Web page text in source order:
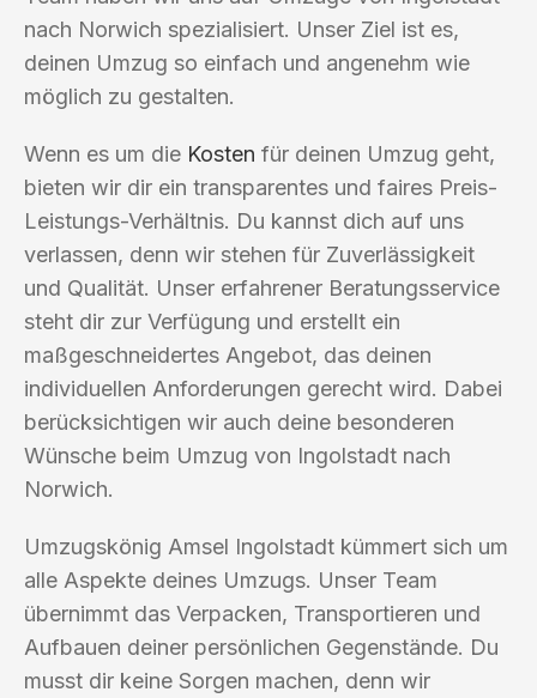
nach Norwich spezialisiert. Unser Ziel ist es,
deinen Umzug so einfach und angenehm wie
möglich zu gestalten.
Wenn es um die Kosten für deinen Umzug geht,
bieten wir dir ein transparentes und faires Preis-
Leistungs-Verhältnis. Du kannst dich auf uns
verlassen, denn wir stehen für Zuverlässigkeit
und Qualität. Unser erfahrener Beratungsservice
steht dir zur Verfügung und erstellt ein
maßgeschneidertes Angebot, das deinen
individuellen Anforderungen gerecht wird. Dabei
berücksichtigen wir auch deine besonderen
Wünsche beim Umzug von Ingolstadt nach
Norwich.
Umzugskönig Amsel Ingolstadt kümmert sich um
alle Aspekte deines Umzugs. Unser Team
übernimmt das Verpacken, Transportieren und
Aufbauen deiner persönlichen Gegenstände. Du
musst dir keine Sorgen machen, denn wir